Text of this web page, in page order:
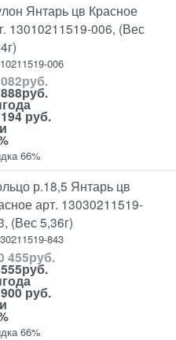
Янтарь цв Красное
13010211519-006, (Вес
006
руб.
руб.
руб.
66%
р.18,5 Янтарь цв
арт. 13030211519-
(Вес 5,36г)
843
455руб.
руб.
руб.
66%